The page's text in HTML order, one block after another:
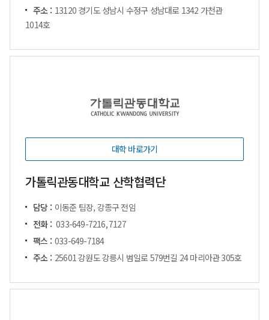
주소 : 13120 경기도 성남시 수정구 성남대로 1342 가천관
1014호
대학 바로가기
가톨릭관동대학교 산학협력단
담당 : 이동준 팀장, 강종구 전임
전화 : 033-649-7216, 7127
팩스 : 033-649-7184
주소 : 25601 강원도 강릉시 범일로 579번길 24 마리아관 305호